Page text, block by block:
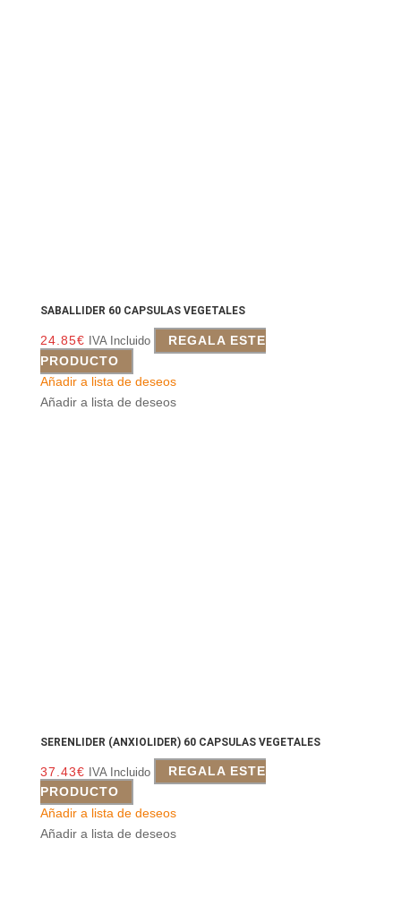
SABALLIDER 60 CAPSULAS VEGETALES
24.85€ IVA Incluido
REGALA ESTE
PRODUCTO
Añadir a lista de deseos
Añadir a lista de deseos
SERENLIDER (ANXIOLIDER) 60 CAPSULAS VEGETALES
37.43€ IVA Incluido
REGALA ESTE
PRODUCTO
Añadir a lista de deseos
Añadir a lista de deseos